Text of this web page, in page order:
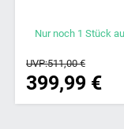
Schlafzimmer,
Nur noch 1 Stück
399,99 €
UVP:511,00 €